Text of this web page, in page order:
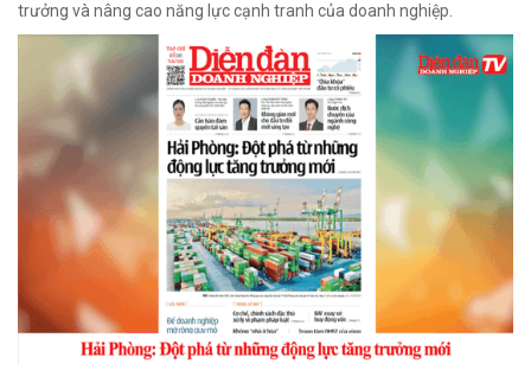
trưởng và nâng cao năng lực cạnh tranh của doanh nghiệp.